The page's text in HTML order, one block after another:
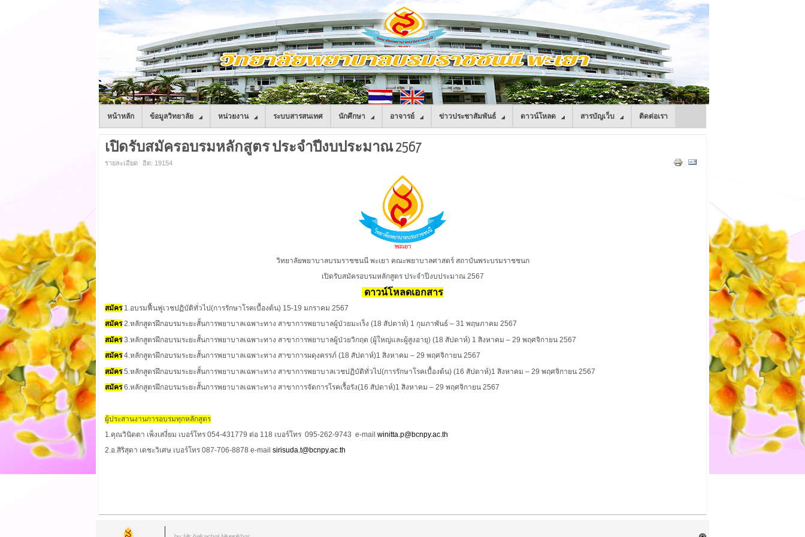
หน้าหลัก ข้อมูลวิทยาลัย หน่วยงาน ระบบสารสนเทศ นักศึกษา อาจารย์ ข่าวประชาสัมพันธ์ ดาวน์โหลด สารบัญเว็บ ติดต่อเรา
เปิดรับสมัครอบรมหลักสูตร ประจำปีงบประมาณ 2567
รายละเอียด ฮิต: 19154
วิทยาลัยพยาบาลบรมราชชนนี พะเยา คณะพยาบาลศาสตร์ สถาบันพระบรมราชชนก
เปิดรับสมัครอบรมหลักสูตร ประจำปีงบประมาณ 2567
ดาวน์โหลดเอกสาร
สมัคร1.อบรมฟื้นฟูเวชปฏิบัติทั่วไป(การรักษาโรคเบื้องต้น) 15-19 มกราคม 2567
สมัคร 2.หลักสูตรฝึกอบรมระยะสั้นการพยาบาลเฉพาะทาง สาขาการพยาบาลผู้ป่วยมะเร็ง (18 สัปดาห์) 1 กุมภาพันธ์ – 31 พฤษภาคม 2567
สมัคร 3.หลักสูตรฝึกอบรมระยะสั้นการพยาบาลเฉพาะทาง สาขาการพยาบาลผู้ป่วยวิกฤต (ผู้ใหญ่และผู้สูงอายุ) (18 สัปดาห์) 1 สิงหาคม – 29 พฤศจิกายน 2567
สมัคร 4.หลักสูตรฝึกอบรมระยะสั้นการพยาบาลเฉพาะทาง สาขาการผดุงครรภ์ (18 สัปดาห์)1 สิงหาคม – 29 พฤศจิกายน 2567
สมัคร 5.หลักสูตรฝึกอบรมระยะสั้นการพยาบาลเฉพาะทาง สาขาการพยาบาลเวชปฏิบัติทั่วไป(การรักษาโรคเบื้องต้น) (16 สัปดาห์)1 สิงหาคม – 29 พฤศจิกายน 2567
สมัคร 6.หลักสูตรฝึกอบรมระยะสั้นการพยาบาลเฉพาะทาง สาขาการจัดการโรคเรื้อรัง(16 สัปดาห์)1 สิงหาคม – 29 พฤศจิกายน 2567
ผู้ประสานงานการอบรมทุกหลักสูตร
1.คุณวินิตตา เพ็งเสงี่ยม เบอร์โทร 054-431779 ต่อ 118 เบอร์โทร 095-262-9743 e-mail winitta.p@bcnpy.ac.th
2.อ.สิริสุดา เตชะวิเศษ เบอร์โทร 087-706-8878 e-mail sirisuda.t@bcnpy.ac.th